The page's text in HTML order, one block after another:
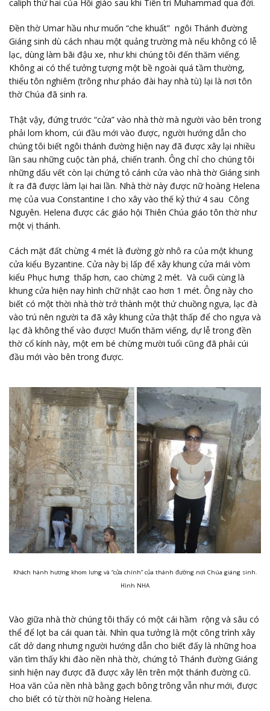
caliph thứ hai của Hồi giáo sau khi Tiên tri Muhammad qua đời.
Đền thờ Umar hầu như muốn “che khuất” ngôi Thánh đường
Giáng sinh dù cách nhau một quảng trường mà nếu không có lễ
lạc, dùng làm bãi đậu xe, như khi chúng tôi đến thăm viếng.
Không ai có thể tưởng tượng một bề ngoài quá tầm thường,
thiếu tôn nghiêm (trông như pháo đài hay nhà tù) lại là nơi tôn
thờ Chúa đã sinh ra.
Thật vậy, đứng trước “cửa” vào nhà thờ mà người vào bên trong
phải lom khom, cúi đầu mới vào được, người hướng dẫn cho
chúng tôi biết ngôi thánh đường hiện nay đã được xây lại nhiều
lần sau những cuộc tàn phá, chiến tranh. Ông chỉ cho chúng tôi
những dấu vết còn lại chứng tỏ cánh cửa vào nhà thờ Giáng sinh
ít ra đã được làm lại hai lần. Nhà thờ này được nữ hoàng Helena
mẹ của vua Constantine I cho xây vào thế kỷ thứ 4 sau Công
Nguyên. Helena được các giáo hội Thiên Chúa giáo tôn thờ như
một vị thánh.
Cách mặt đất chừng 4 mét là đường gờ nhô ra của một khung
cửa kiểu Byzantine. Cửa này bị lấp để xây khung cửa mái vòm
kiểu Phục hưng thấp hơn, cao chừng 2 mét. Và cuối cùng là
khung cửa hiện nay hình chữ nhật cao hơn 1 mét. Ông này cho
biết có một thời nhà thờ trở thành một thứ chuồng ngựa, lạc đà
vào trú nên người ta đã xây khung cửa thật thấp để cho ngựa và
lạc đà không thể vào được! Muốn thăm viếng, dự lễ trong đền
thờ cổ kính này, một em bé chừng mười tuổi cũng đã phải cúi
đầu mới vào bên trong được.
Khách hành hương khom lưng và “cửa chính” của thánh đường nơi Chúa giáng sinh.
Hình NHA
Vào giữa nhà thờ chúng tôi thấy có một cái hầm rộng và sâu có
thể để lọt ba cái quan tài. Nhìn qua tưởng là một công trình xây
cất dở dang nhưng người hướng dẫn cho biết đấy là những hoa
văn tìm thấy khi đào nền nhà thờ, chứng tỏ Thánh đường Giáng
sinh hiện nay được đã được xây lên trên một thánh đường cũ.
Hoa văn của nền nhà bằng gạch bông trông vẫn như mới, được
cho biết có từ thời nữ hoàng Helena.